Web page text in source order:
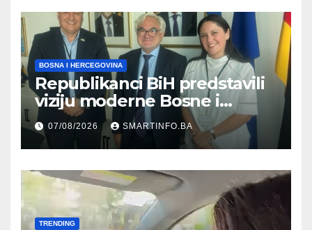
BOSNA I HERCEGOVINA
Republikanci BiH predstavili
viziju moderne Bosne i
Hercegovine ambasadoru
Njemačke
07/08/2026 SMARTINFO.BA
TRENDING